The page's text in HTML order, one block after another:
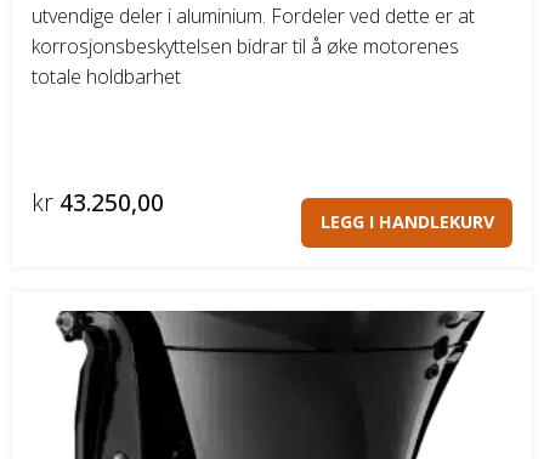
utvendige deler i aluminium. Fordeler ved dette er at
korrosjonsbeskyttelsen bidrar til å øke motorenes
totale holdbarhet
kr 43.250,00
LEGG I HANDLEKURV